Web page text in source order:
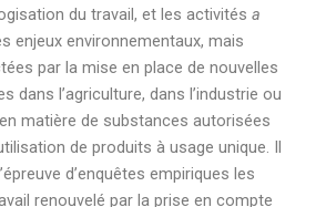
du travail, et les activitésa
enjeux environnementaux, mais
par la mise en place de nouvelles
dans l’agriculture, dans l’industrie ou
matière de substances autorisées
de produits à usage unique. Il
d’enquêtes empiriques les
renouvelé par la prise en compte